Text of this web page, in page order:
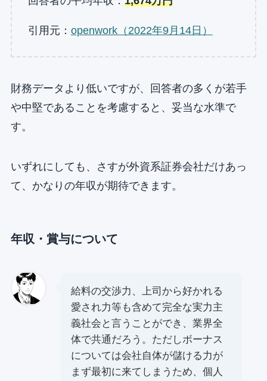
引用元： openwork（2022年9月14日）
財務データより低いですが、回答者の多くが若手
や中堅であることを考慮すると、妥当な水準で
す。
いずれにしても、さすが外資系証券会社だけあっ
て、かなりの年収が期待できます。
年収・賞与について
給料の交渉⼒、上司から好かれる
愛され⼒等も含めて完全な実⼒主
義社会と⾔うことができ、業界全
体で共通だろう。ただしボーナス
については会社⾃体が儲ける⼒が
まず最初に来てしまうため、個⼈